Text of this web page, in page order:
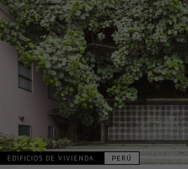
EDIFICIOS DE VIVIENDA PERÚ